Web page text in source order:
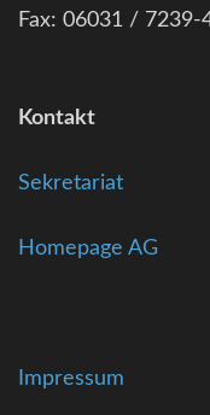
Fax: 06031 / 7239-
Kontakt
Sekretariat
Homepage AG
Impressum